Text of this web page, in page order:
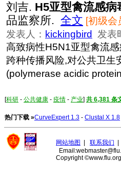
刘吉. H5亚型禽流感
品监察所. 全文 [初级会
发表人： kickingbird 发表
高致病性H5N1亚型禽流
跨种传播风险,对公共卫生
(polymerase acidic
[科研 - 公共健康 - 疫情 - 产业] 共 6,381 条
热门下载 »CurveExpert 1.3 - Clustal X 1.8
网站地图 联系我们
Copyright